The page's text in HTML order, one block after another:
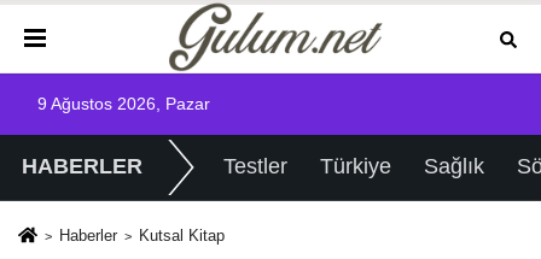
9 Ağustos 2026, Pazar
HABERLER Testler Türkiye Sağlık
Haberler Kutsal Kitap